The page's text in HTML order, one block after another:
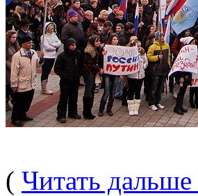
( Читать дальше